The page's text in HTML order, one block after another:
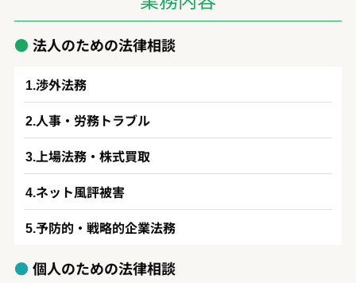
法人のための法律相談
渉外法務
人事・労務トラブル
上場法務・株式買取
ネット風評被害
予防的・戦略的企業法務
個人のための法律相談